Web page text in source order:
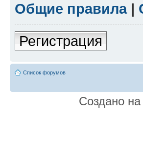
Общие правила|
Регистрация
Список форумов
Создано